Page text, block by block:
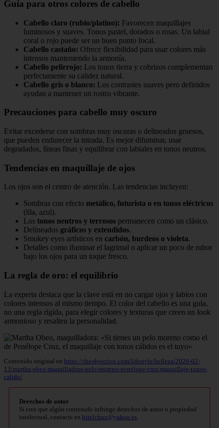
Guía para otros colores de cabello
Cabello claro (rubio/platino): Favorecen maquillajes
luminosos y suaves. Tonos pastel, dorados o rosas. Un labial
coral o rojo puede ser un buen punto focal.
Cabello castaño: Ofrece flexibilidad para usar colores más
intensos manteniendo la armonía.
Cabello pelirrojo: Los tonos tierra y cobrizos complementan
perfectamente su calidez natural.
Cabello gris o blanco: Los contrastes suaves pero definidos
ayudan a mantener un rostro vibrante.
Precauciones para cabello muy oscuro
Evitar excederse con sombras muy oscuras o delineados gruesos,
que pueden endurecer la mirada. Es mejor difuminar, usar
degradados, líneas finas y equilibrar con labiales en tonos neutros.
Tendencias en maquillaje de ojos
Los ojos son el centro de atención. Las tendencias incluyen:
Sombras con efecto metálico, futurista o en tonos eléctricos
(lila, azul).
Los tonos neutros y terrosos permanecen como un clásico.
Delineados gráficos y extendidos.
Smokey eyes artísticos en carbón, burdeos o violeta.
Detalles como iluminar el lagrimal o aplicar un poco de rubor
bajo los ojos para un toque fresco.
La regla de oro: el equilibrio
La experta destaca que la clave está en no cargar ojos y labios con
colores intensos al mismo tiempo. El color del cabello es una guía,
no una regla rígida, para elegir colores y texturas que creen un look
armonioso y resalten la personalidad.
Contenido original en https://theobjective.com/lifestyle/belleza/2026-02-
13/martha-obeo-maquilladora-pelo-moreno-penelope-cruz-maquillaje-tonos-
calido/
Derechos de autor
Si cree que algún contenido infringe derechos de autor o propiedad
intelectual, contacte en bitelchux@yahoo.es.